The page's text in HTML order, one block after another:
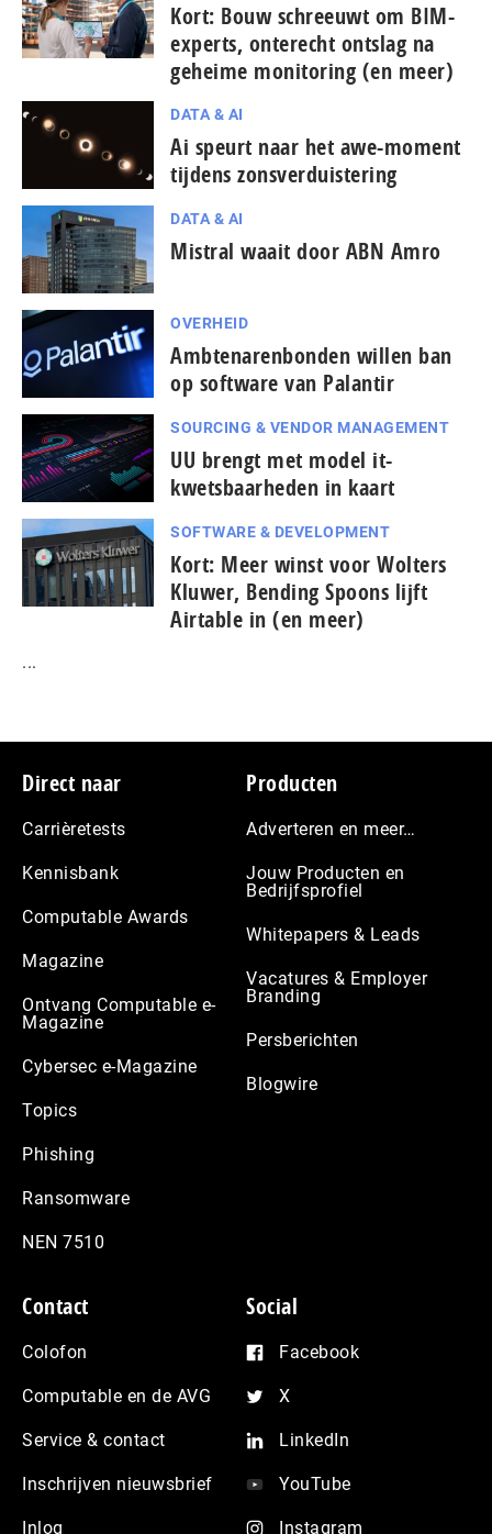
Kort: Bouw schreeuwt om BIM-
experts, onterecht ontslag na
geheime monitoring (en meer)
DATA & AI
Ai speurt naar het awe-moment
tijdens zonsverduistering
DATA & AI
Mistral waait door ABN Amro
OVERHEID
Ambtenarenbonden willen ban
op software van Palantir
SOURCING & VENDOR MANAGEMENT
UU brengt met model it-
kwetsbaarheden in kaart
SOFTWARE & DEVELOPMENT
Kort: Meer winst voor Wolters
Kluwer, Bending Spoons lijft
Airtable in (en meer)
...
Footer
Direct naar
Carrièretests
Kennisbank
Computable Awards
Magazine
Ontvang Computable e-
Magazine
Cybersec e-Magazine
Topics
Phishing
Ransomware
NEN 7510
Producten
Adverteren en meer…
Jouw Producten en
Bedrijfsprofiel
Whitepapers & Leads
Vacatures & Employer
Branding
Persberichten
Blogwire
Contact
Colofon
Computable en de AVG
Service & contact
Inschrijven nieuwsbrief
Inlog
Social
Facebook
X
LinkedIn
YouTube
Instagram